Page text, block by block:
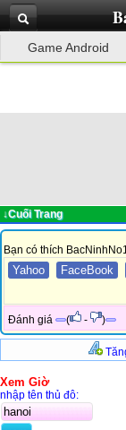
Game Android
↓Cuối Trang
Bạn có thích
Yahoo FaceBook
Đánh giá ( - )
Xem Giờ
nhập tên thủ đô: